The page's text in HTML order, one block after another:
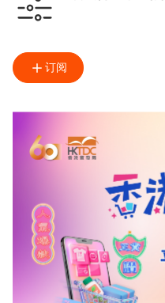
订阅